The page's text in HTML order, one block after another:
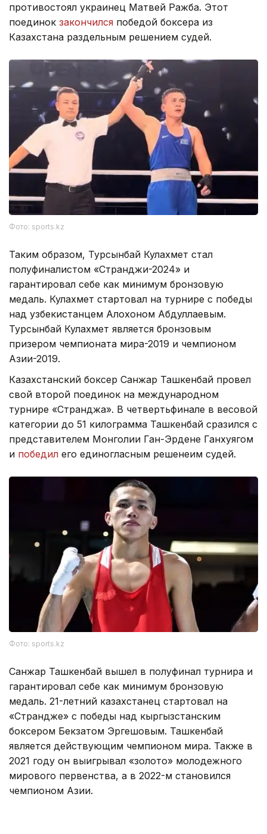
противостоял украинец Матвей Ражба. Этот
поединок закончился победой боксера из
Казахстана раздельным решением судей.
Фото: sports.kz
Таким образом, Турсынбай Кулахмет стал
полуфиналистом «Странджи-2024» и
гарантировал себе как минимум бронзовую
медаль. Кулахмет стартовал на турнире с победы
над узбекистанцем Алохоном Абдуллаевым.
Турсынбай Кулахмет является бронзовым
призером чемпионата мира-2019 и чемпионом
Азии-2019.
Казахстанский боксер Санжар Ташкенбай провел
свой второй поединок на международном
турнире «Странджа». В четвертьфинале в весовой
категории до 51 килограмма Ташкенбай сразился с
представителем Монголии Ган-Эрдене Ганхуягом
и победил его единогласным решенеим судей.
Фото: sports.kz
Санжар Ташкенбай вышел в полуфинал турнира и
гарантировал себе как минимум бронзовую
медаль. 21-летний казахстанец стартовал на
«Страндже» с победы над кыргызстанским
боксером Бекзатом Эргешовым. Ташкенбай
является действующим чемпионом мира. Также в
2021 году он выигрывал «золото» молодежного
мирового первенства, а в 2022-м становился
чемпионом Азии.